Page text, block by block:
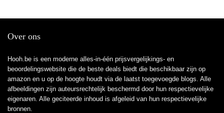
Over ons
Hooh.be is een moderne alles-in-één prijsvergelijkings- en
beoordelingswebsite die de beste deals biedt die beschikbaar zijn op
amazon en u op de hoogte houdt via de laatst toegevoegde blogs. Alle
afbeeldingen zijn auteursrechtelijk beschermd door hun respectievelijke
eigenaren. Alle geciteerde inhoud is afgeleid van hun respectievelijke
bronnen.